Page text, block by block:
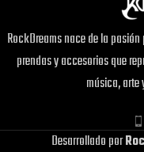
RockDreams nace de la
prendas y accesorios que
música,
Desarrollado por
solo por
Si tienes